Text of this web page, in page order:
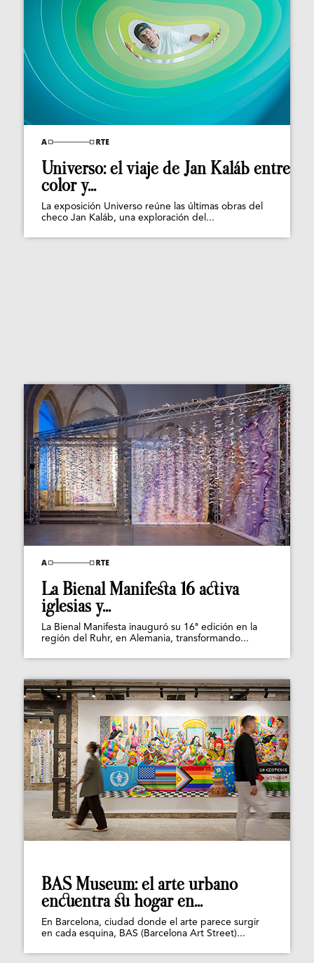
Universo: el viaje de Jan Kaláb entre
color y...
La exposición Universo reúne las últimas obras del
checo Jan Kaláb, una exploración del...
La Bienal Manifesta 16 activa
iglesias y...
La Bienal Manifesta inauguró su 16ª edición en la
región del Ruhr, en Alemania, transformando...
BAS Museum: el arte urbano
encuentra su hogar en...
En Barcelona, ciudad donde el arte parece surgir
en cada esquina, BAS (Barcelona Art Street)...